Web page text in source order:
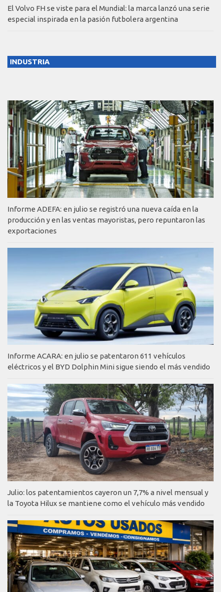
El Volvo FH se viste para el Mundial: la marca lanzó una serie
especial inspirada en la pasión futbolera argentina
INDUSTRIA
Informe ADEFA: en julio se registró una nueva caída en la
producción y en las ventas mayoristas, pero repuntaron las
exportaciones
Informe ACARA: en julio se patentaron 611 vehículos
eléctricos y el BYD Dolphin Mini sigue siendo el más vendido
Julio: los patentamientos cayeron un 7,7% a nivel mensual y
la Toyota Hilux se mantiene como el vehículo más vendido